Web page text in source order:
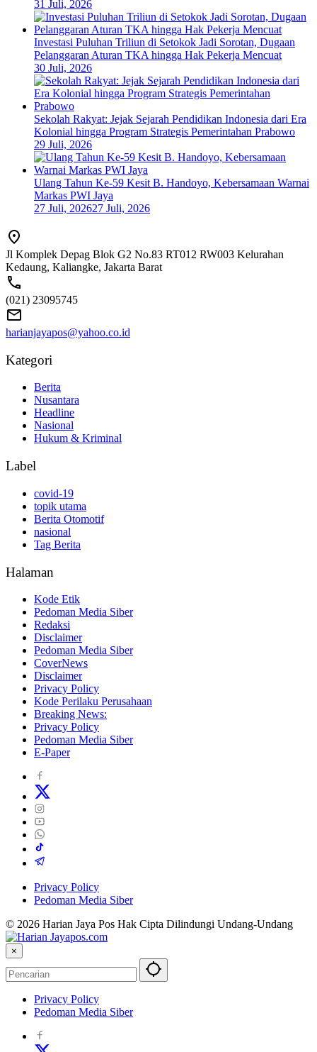
31 Juli, 2026
Investasi Puluhan Triliun di Setokok Jadi Sorotan, Dugaan
Pelanggaran Aturan TKA hingga Hak Pekerja Mencuat
30 Juli, 2026
Sekolah Rakyat: Jejak Sejarah Pendidikan Indonesia dari Era
Kolonial hingga Program Strategis Pemerintahan Prabowo
29 Juli, 2026
Ulang Tahun Ke-59 Kesit B. Handoyo, Kebersamaan Warnai
Markas PWI Jaya
27 Juli, 202627 Juli, 2026
Jl Komplek Depag Blok G2 No.83 RT012 RW003 Kelurahan
Kedaung, Kaliangke, Jakarta Barat
(021) 23095745
harianjayapos@yahoo.co.id
Kategori
Berita
Nusantara
Headline
Nasional
Hukum & Kriminal
Label
covid-19
topik utama
Berita Otomotif
nasional
Tag Berita
Halaman
Kode Etik
Pedoman Media Siber
Redaksi
Disclaimer
Pedoman Media Siber
CoverNews
Disclaimer
Privacy Policy
Kode Perilaku Perusahaan
Breaking News:
Privacy Policy
Pedoman Media Siber
E-Paper
Privacy Policy
Pedoman Media Siber
© 2026 Harian Jaya Pos Hak Cipta Dilindungi Undang-Undang
×
Privacy Policy
Pedoman Media Siber